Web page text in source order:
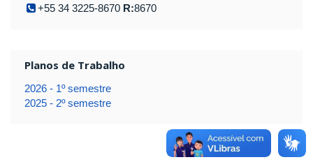
+55 34 3225-8670 R:8670
Planos de Trabalho
2026 - 1º semestre
2025 - 2º semestre